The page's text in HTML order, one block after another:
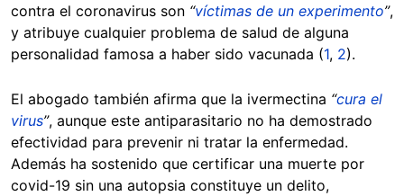
contra el coronavirus son “víctimas de un experimento”,
y atribuye cualquier problema de salud de alguna
personalidad famosa a haber sido vacunada (1, 2).
El abogado también afirma que la ivermectina “cura el
virus”, aunque este antiparasitario no ha demostrado
efectividad para prevenir ni tratar la enfermedad.
Además ha sostenido que certificar una muerte por
covid-19 sin una autopsia constituye un delito,